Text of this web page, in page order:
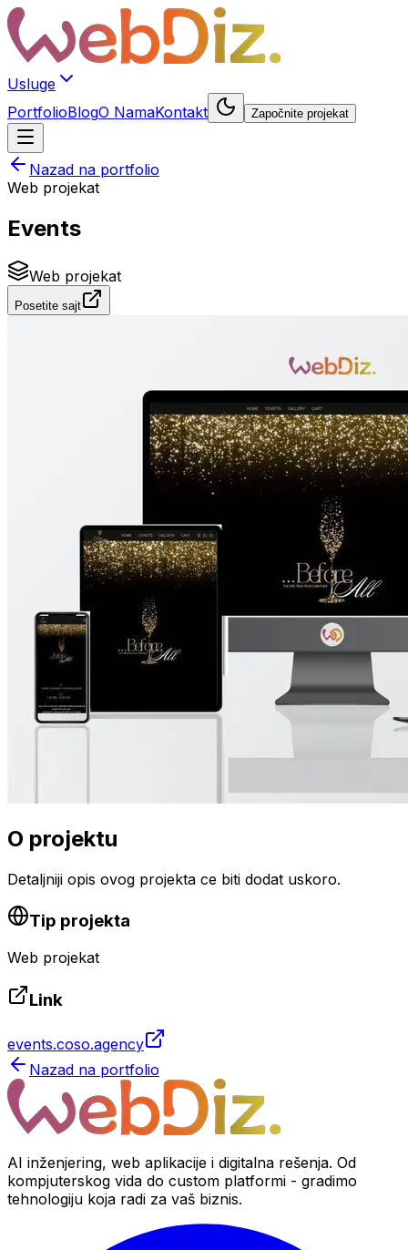
Usluge
PortfolioBlogO NamaKontakt Započnite projekat
Nazad na portfolio
Web projekat
Events
Web projekat
Posetite sajt
O projektu
Detaljniji opis ovog projekta ce biti dodat uskoro.
Tip projekta
Web projekat
Link
events.coso.agency
Nazad na portfolio
AI inženjering, web aplikacije i digitalna rešenja. Od
kompjuterskog vida do custom platformi - gradimo
tehnologiju koja radi za vaš biznis.